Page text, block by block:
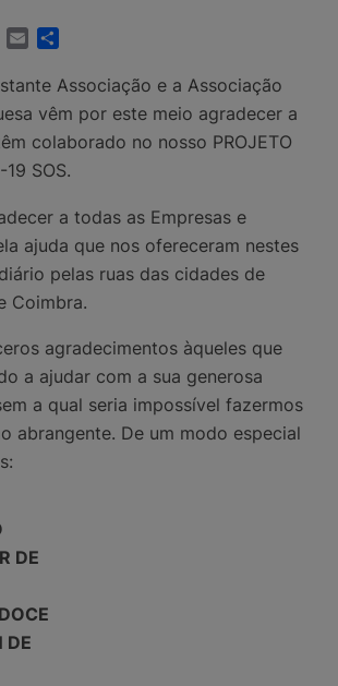
WhatsApp
Email
Associação e a Associação
vêm por este meio agradecer a
colaborado no nosso PROJETO
19 SOS.
a todas as Empresas e
ajuda que nos ofereceram nestes
pelas ruas das cidades de
Coimbra.
agradecimentos àqueles que
a ajudar com a sua generosa
a qual seria impossível fazermos
abrangente. De um modo especial
DE
DE